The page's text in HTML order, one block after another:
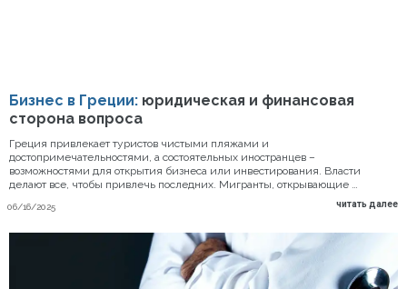
Бизнес в Греции: юридическая и финансовая
сторона вопроса
06/16/2025
Греция привлекает туристов чистыми пляжами и
достопримечательностями, а состоятельных иностранцев –
возможностями для открытия бизнеса или инвестирования. Власти
делают все, чтобы привлечь последних. Мигранты, открывающие …
читать далее